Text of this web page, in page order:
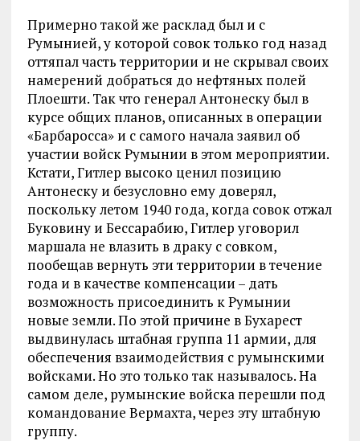
Примерно такой же расклад был и с
Румынией, у которой совок только год назад
оттяпал часть территории и не скрывал своих
намерений добраться до нефтяных полей
Плоешти. Так что генерал Антонеску был в
курсе общих планов, описанных в операции
«Барбаросса» и с самого начала заявил об
участии войск Румынии в этом мероприятии.
Кстати, Гитлер высоко ценил позицию
Антонеску и безусловно ему доверял,
поскольку летом 1940 года, когда совок отжал
Буковину и Бессарабию, Гитлер уговорил
маршала не влазить в драку с совком,
пообещав вернуть эти территории в течение
года и в качестве компенсации – дать
возможность присоединить к Румынии
новые земли. По этой причине в Бухарест
выдвинулась штабная группа 11 армии, для
обеспечения взаимодействия с румынскими
войсками. Но это только так называлось. На
самом деле, румынские войска перешли под
командование Вермахта, через эту штабную
группу.